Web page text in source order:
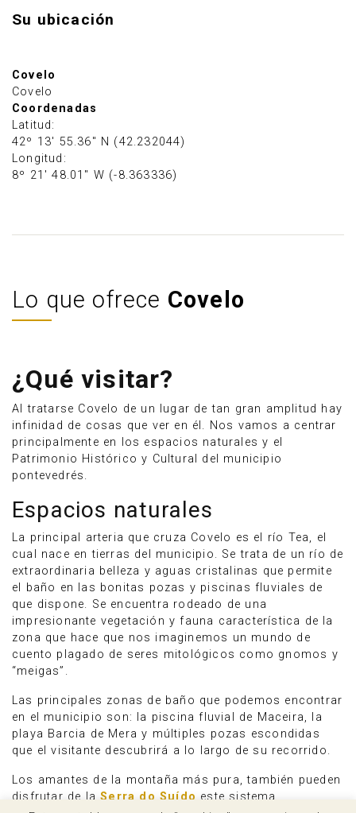
Su ubicación
Covelo
Covelo
Coordenadas
Latitud:
42º 13' 55.36" N (42.232044)
Longitud:
8º 21' 48.01" W (-8.363336)
Lo que ofrece Covelo
¿Qué visitar?
Al tratarse Covelo de un lugar de tan gran amplitud hay
infinidad de cosas que ver en él. Nos vamos a centrar
principalmente en los espacios naturales y el
Patrimonio Histórico y Cultural del municipio
pontevedrés.
Espacios naturales
La principal arteria que cruza Covelo es el río Tea, el
cual nace en tierras del municipio. Se trata de un río de
extraordinaria belleza y aguas cristalinas que permite
el baño en las bonitas pozas y piscinas fluviales de
que dispone. Se encuentra rodeado de una
impresionante vegetación y fauna característica de la
zona que hace que nos imaginemos un mundo de
cuento plagado de seres mitológicos como gnomos y
“meigas”.
Las principales zonas de baño que podemos encontrar
en el municipio son: la piscina fluvial de Maceira, la
playa Barcia de Mera y múltiples pozas escondidas
que el visitante descubrirá a lo largo de su recorrido.
Los amantes de la montaña más pura, también pueden
disfrutar de laSerra do Suídoeste sistema